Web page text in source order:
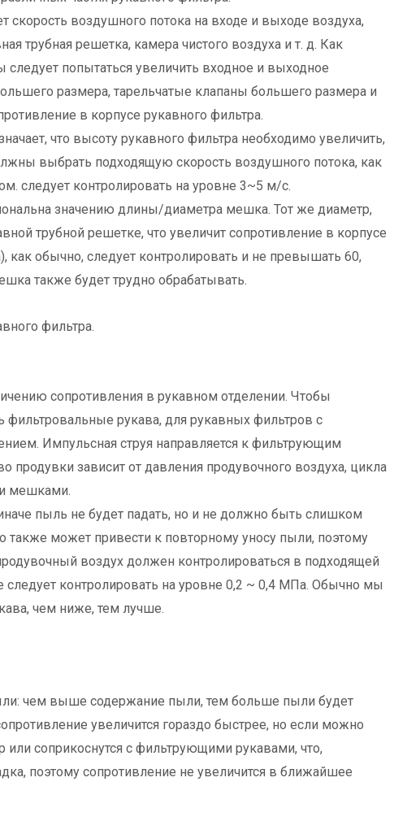
воздушного потока на входе и выходе воздуха,
трубная решетка, камера чистого воздуха и т. д. Как
попытаться увеличить входное и выходное
размера, тарельчатые клапаны большего размера и
в корпусе рукавного фильтра.
что высоту рукавного фильтра необходимо увеличить,
выбрать подходящую скорость воздушного потока, как
следует контролировать на уровне 3~5 м/с.
значению длины/диаметра мешка. Тот же диаметр,
трубной решетке, что увеличит сопротивление в корпусе
как обычно, следует контролировать и не превышать 60,
также будет трудно обрабатывать.
фильтра.
сопротивления в рукавном отделении. Чтобы
рукава, для рукавных фильтров с
Импульсная струя направляется к фильтрующим
продувки зависит от давления продувочного воздуха, цикла
мешками.
пыль не будет падать, но и не должно быть слишком
может привести к повторному уносу пыли, поэтому
воздух должен контролироваться в подходящей
следует контролировать на уровне 0,2 ~ 0,4 МПа. Обычно мы
чем ниже, тем лучше.
чем выше содержание пыли, тем больше пыли будет
увеличится гораздо быстрее, но если можно
соприкоснутся с фильтрующими рукавами, что,
поэтому сопротивление не увеличится в ближайшее